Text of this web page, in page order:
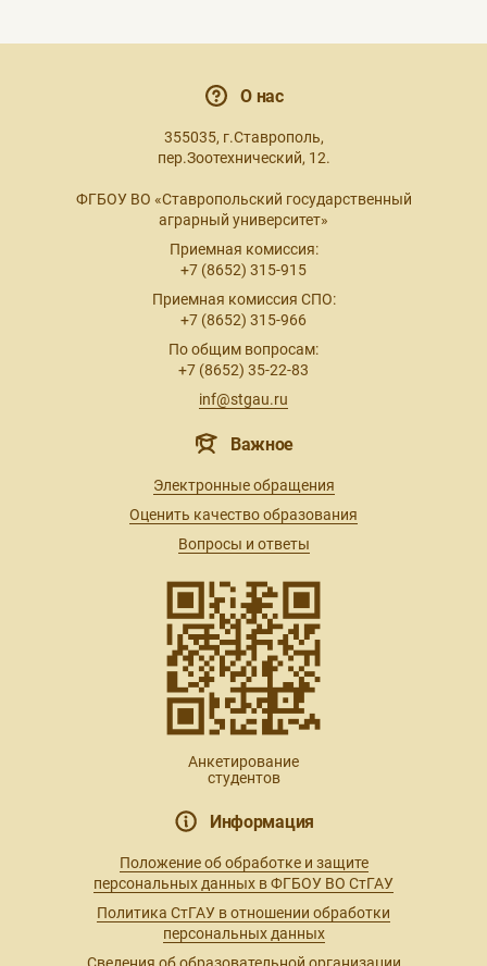
О нас
355035, г.Ставрополь,
пер.Зоотехнический, 12.
ФГБОУ ВО «Ставропольский государственный
аграрный университет»
Приемная комиссия:
+7 (8652) 315-915
Приемная комиссия СПО:
+7 (8652) 315-966
По общим вопросам:
+7 (8652) 35-22-83
inf@stgau.ru
Важное
Электронные обращения
Оценить качество образования
Вопросы и ответы
Анкетирование
студентов
Информация
Положение об обработке и защите
персональных данных в ФГБОУ ВО СтГАУ
Политика СтГАУ в отношении обработки
персональных данных